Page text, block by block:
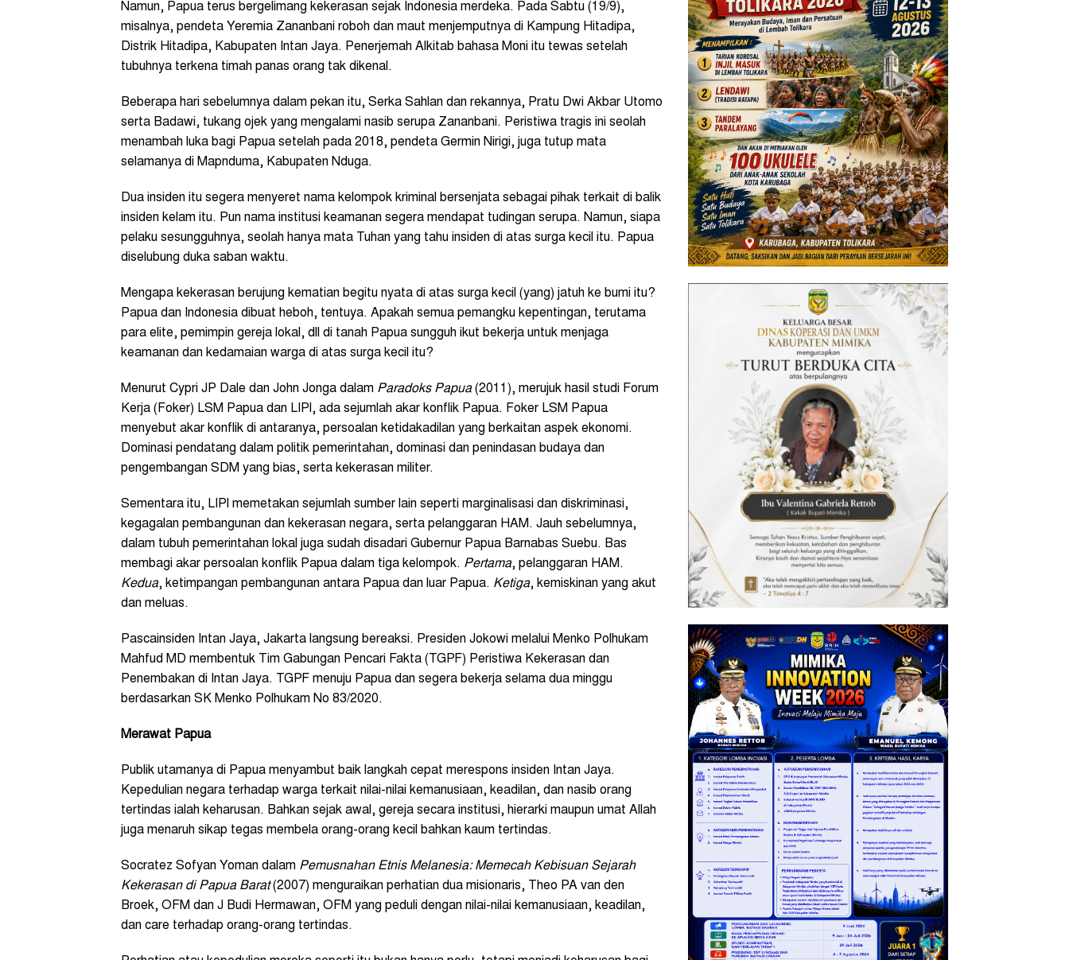
Namun, Papua terus bergelimang kekerasan sejak Indonesia merdeka. Pada Sabtu (19/9),
misalnya, pendeta Yeremia Zananbani roboh dan maut menjemputnya di Kampung Hitadipa,
Distrik Hitadipa, Kabupaten Intan Jaya. Penerjemah Alkitab bahasa Moni itu tewas setelah
tubuhnya terkena timah panas orang tak dikenal.
Beberapa hari sebelumnya dalam pekan itu, Serka Sahlan dan rekannya, Pratu Dwi Akbar Utomo
serta Badawi, tukang ojek yang mengalami nasib serupa Zananbani. Peristiwa tragis ini seolah
menambah luka bagi Papua setelah pada 2018, pendeta Germin Nirigi, juga tutup mata
selamanya di Mapnduma, Kabupaten Nduga.
Dua insiden itu segera menyeret nama kelompok kriminal bersenjata sebagai pihak terkait di balik
insiden kelam itu. Pun nama institusi keamanan segera mendapat tudingan serupa. Namun, siapa
pelaku sesungguhnya, seolah hanya mata Tuhan yang tahu insiden di atas surga kecil itu. Papua
diselubung duka saban waktu.
Mengapa kekerasan berujung kematian begitu nyata di atas surga kecil (yang) jatuh ke bumi itu?
Papua dan Indonesia dibuat heboh, tentuya. Apakah semua pemangku kepentingan, terutama
para elite, pemimpin gereja lokal, dll di tanah Papua sungguh ikut bekerja untuk menjaga
keamanan dan kedamaian warga di atas surga kecil itu?
Menurut Cypri JP Dale dan John Jonga dalam Paradoks Papua(2011), merujuk hasil studi Forum
Kerja (Foker) LSM Papua dan LIPI, ada sejumlah akar konflik Papua. Foker LSM Papua
menyebut akar konflik di antaranya, persoalan ketidakadilan yang berkaitan aspek ekonomi.
Dominasi pendatang dalam politik pemerintahan, dominasi dan penindasan budaya dan
pengembangan SDM yang bias, serta kekerasan militer.
Sementara itu, LIPI memetakan sejumlah sumber lain seperti marginalisasi dan diskriminasi,
kegagalan pembangunan dan kekerasan negara, serta pelanggaran HAM. Jauh sebelumnya,
dalam tubuh pemerintahan lokal juga sudah disadari Gubernur Papua Barnabas Suebu. Bas
membagi akar persoalan konflik Papua dalam tiga kelompok. Pertama, pelanggaran HAM.
Kedua, ketimpangan pembangunan antara Papua dan luar Papua. Ketiga, kemiskinan yang akut
dan meluas.
Pascainsiden Intan Jaya, Jakarta langsung bereaksi. Presiden Jokowi melalui Menko Polhukam
Mahfud MD membentuk Tim Gabungan Pencari Fakta (TGPF) Peristiwa Kekerasan dan
Penembakan di Intan Jaya. TGPF menuju Papua dan segera bekerja selama dua minggu
berdasarkan SK Menko Polhukam No 83/2020.
Merawat Papua
Publik utamanya di Papua menyambut baik langkah cepat merespons insiden Intan Jaya.
Kepedulian negara terhadap warga terkait nilai-nilai kemanusiaan, keadilan, dan nasib orang
tertindas ialah keharusan. Bahkan sejak awal, gereja secara institusi, hierarki maupun umat Allah
juga menaruh sikap tegas membela orang-orang kecil bahkan kaum tertindas.
Socratez Sofyan Yoman dalam Pemusnahan Etnis Melanesia: Memecah Kebisuan Sejarah
Kekerasan di Papua Barat(2007) menguraikan perhatian dua misionaris, Theo PA van den
Broek, OFM dan J Budi Hermawan, OFM yang peduli dengan nilai-nilai kemanusiaan, keadilan,
dan care terhadap orang-orang tertindas.